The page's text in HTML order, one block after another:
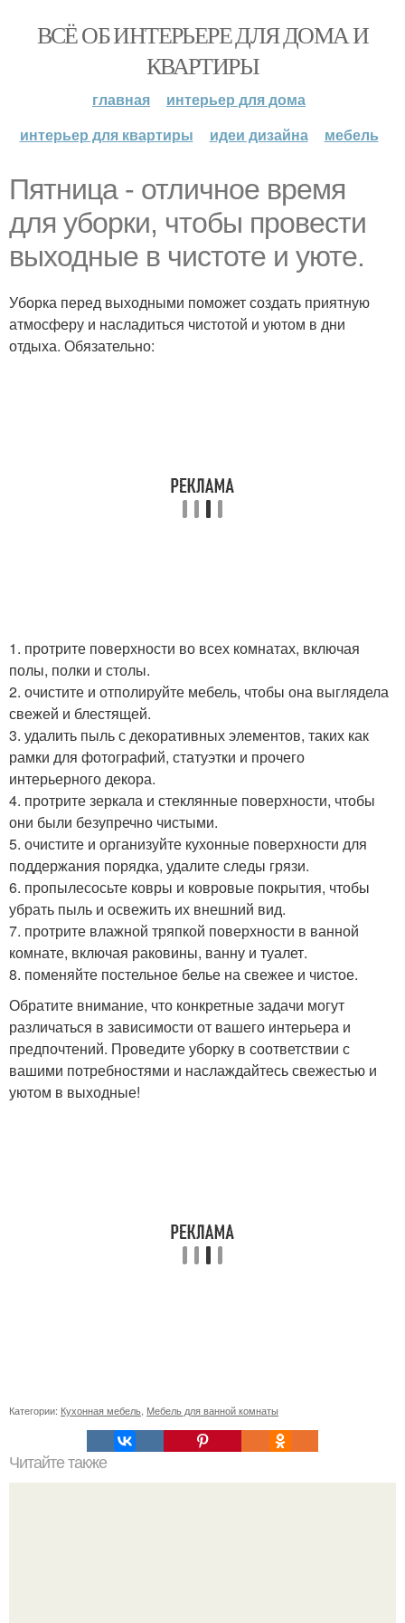
ВСЁ ОБ ИНТЕРЬЕРЕ ДЛЯ ДОМА И
КВАРТИРЫ
главная
интерьер для дома
интерьер для квартиры
идеи дизайна мебель
Пятница - отличное время
для уборки, чтобы провести
выходные в чистоте и уюте.
Уборка перед выходными поможет создать приятную
атмосферу и насладиться чистотой и уютом в дни
отдыха. Обязательно:
1. протрите поверхности во всех комнатах, включая
полы, полки и столы.
2. очистите и отполируйте мебель, чтобы она выглядела
свежей и блестящей.
3. удалить пыль с декоративных элементов, таких как
рамки для фотографий, статуэтки и прочего
интерьерного декора.
4. протрите зеркала и стеклянные поверхности, чтобы
они были безупречно чистыми.
5. очистите и организуйте кухонные поверхности для
поддержания порядка, удалите следы грязи.
6. пропылесосьте ковры и ковровые покрытия, чтобы
убрать пыль и освежить их внешний вид.
7. протрите влажной тряпкой поверхности в ванной
комнате, включая раковины, ванну и туалет.
8. поменяйте постельное белье на свежее и чистое.
Обратите внимание, что конкретные задачи могут
различаться в зависимости от вашего интерьера и
предпочтений. Проведите уборку в соответствии с
вашими потребностями и наслаждайтесь свежестью и
уютом в выходные!
Категории: Кухонная мебель Мебель для ванной комнаты
Читайте также